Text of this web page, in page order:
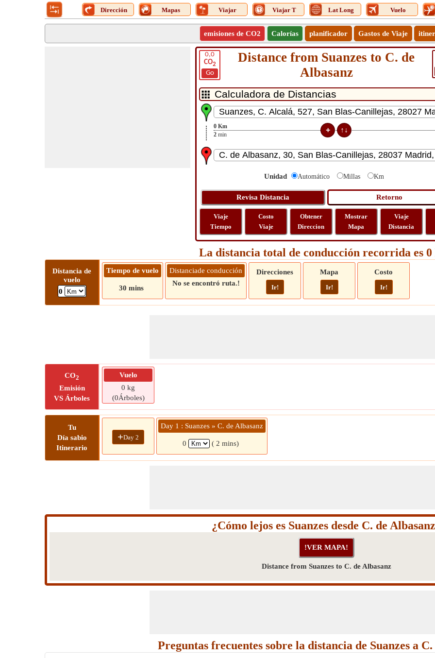
Dirección Mapas Viajar Viajar T Lat Long Vuelo
emisiones de CO2 Calorías planificador Gastos de Viaje
0,0
CO2
Go
Distance from Suanzes to C. de
Albasanz
0 Km
2 min
Unidad Automático Millas Km
Viaje
Tiempo
Costo
Viaje
Obtener
Direccion
Mostrar
Mapa
Viaje
Distancia
La distancia total de conducción recorrida es
Distancia de
vuelo
0
Tiempo de vuelo
30 mins
Distanciade conducción
No se encontró ruta.!
Direcciones
Ir!
Mapa
Ir!
Costo
Ir!
CO2
Emisión
VS Árboles
Vuelo
0 kg
(0Árboles)
Tu
Día sabio
Itinerario
+Day 2
Day 1 : Suanzes » C. de Albasanz
0 ( 2 mins)
¿Cómo lejos es Suanzes desde C. de
Distance from Suanzes to C. de Albasanz
Preguntas frecuentes sobre la distancia de Suanzes a